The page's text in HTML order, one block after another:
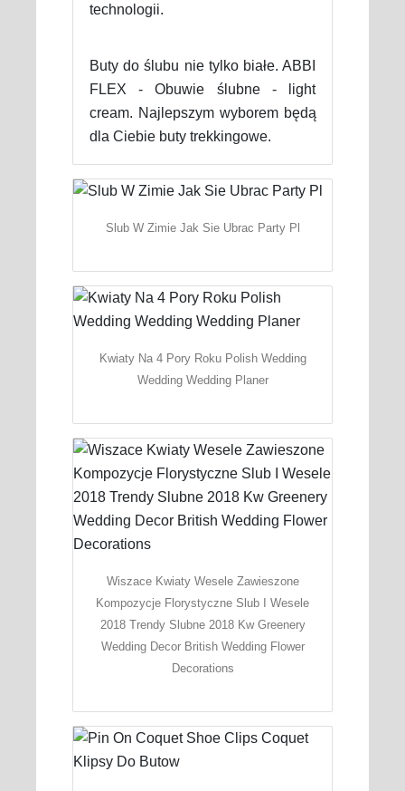
technologii.
Buty do ślubu nie tylko białe. ABBI
FLEX - Obuwie ślubne - light
cream. Najlepszym wyborem będą
dla Ciebie buty trekkingowe.
Slub W Zimie Jak Sie Ubrac Party Pl
Kwiaty Na 4 Pory Roku Polish Wedding
Wedding Wedding Planer
Wiszace Kwiaty Wesele Zawieszone
Kompozycje Florystyczne Slub I Wesele
2018 Trendy Slubne 2018 Kw Greenery
Wedding Decor British Wedding Flower
Decorations